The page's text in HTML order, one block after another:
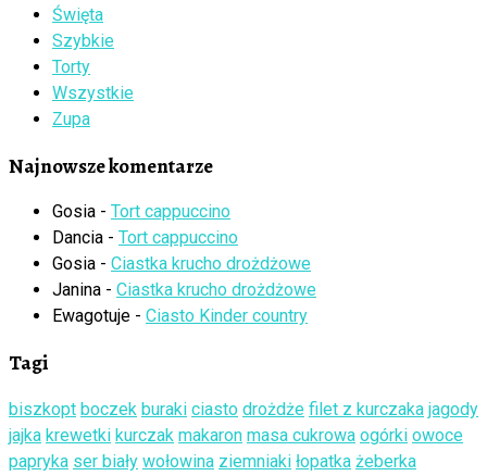
Święta
Szybkie
Torty
Wszystkie
Zupa
Najnowsze komentarze
Gosia - Tort cappuccino
Dancia - Tort cappuccino
Gosia - Ciastka krucho drożdżowe
Janina - Ciastka krucho drożdżowe
Ewagotuje - Ciasto Kinder country
Tagi
biszkopt boczek buraki ciasto drożdże filet z kurczaka jagody
jajka krewetki kurczak makaron masa cukrowa ogórki owoce
papryka ser biały wołowina ziemniaki łopatka żeberka